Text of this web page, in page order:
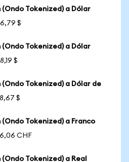
Tokenized) a Dólar
$
Tokenized) a Dólar
$
Tokenized) a Dólar de
$
Tokenized) a Franco
CHF
Tokenized) a Real